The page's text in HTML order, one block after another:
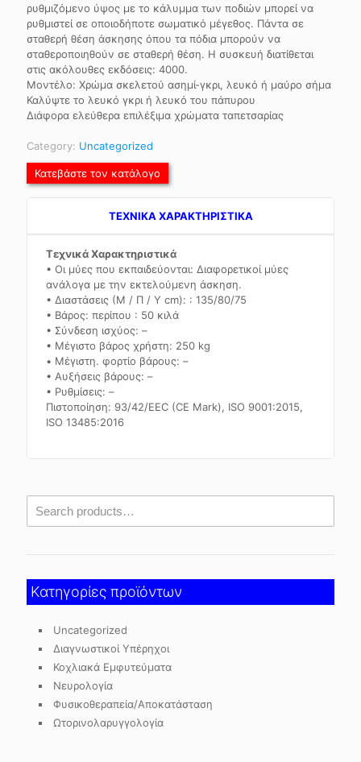
ρυθμιζόμενο ύψος με το κάλυμμα των ποδιών μπορεί να
ρυθμιστεί σε οποιοδήποτε σωματικό μέγεθος. Πάντα σε
σταθερή θέση άσκησης όπου τα πόδια μπορούν να
σταθεροποιηθούν σε σταθερή θέση. Η συσκευή διατίθεται
στις ακόλουθες εκδόσεις: 4000.
Μοντέλο: Χρώμα σκελετού ασημί-γκρι, λευκό ή μαύρο σήμα
Καλύψτε το λευκό γκρι ή λευκό του πάπυρου
Διάφορα ελεύθερα επιλέξιμα χρώματα ταπετσαρίας
Category: Uncategorized
Κατεβάστε τον κατάλογο
TEXNIKA ΧΑΡΑΚΤΗΡΙΣΤΙΚΑ
Τεχνικά Χαρακτηριστικά
• Οι μύες που εκπαιδεύονται: Διαφορετικοί μύες
ανάλογα με την εκτελούμενη άσκηση.
• Διαστάσεις (Μ / Π / Υ cm): : 135/80/75
• Βάρος: περίπου : 50 κιλά
• Σύνδεση ισχύος: –
• Μέγιστο βάρος χρήστη: 250 kg
• Μέγιστη. φορτίο βάρους: –
• Αυξήσεις βάρους: –
• Ρυθμίσεις: –
Πιστοποίηση: 93/42/EEC (CE Mark), ISO 9001:2015,
ISO 13485:2016
Κατηγορίες προϊόντων
Uncategorized
Διαγνωστικοί Υπέρηχοι
Κοχλιακά Εμφυτεύματα
Νευρολογία
Φυσικοθεραπεία/Αποκατάσταση
Ωτορινολαρυγγολογία